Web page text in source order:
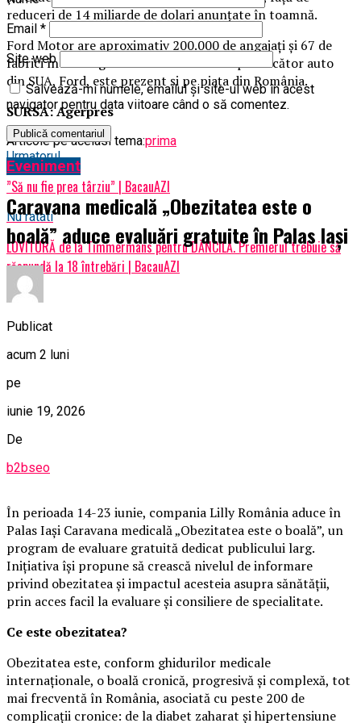
reduceri de 14 miliarde de dolari anunţate în toamnă.
Ford Motor are aproximativ 200.000 de angajaţi şi 67 de
fabrici în întreaga lume. Al doilea mare producător auto
din SUA, Ford, este prezent şi pe piaţa din România.
SURSA: Agerpres
Articole pe aceiasi tema:prima
Urmatorul
”Să nu fie prea târziu” | BacauAZI
Nu ratati
LOVITURĂ de la Timmermans pentru DĂNCILĂ. Premierul trebuie să
răspundă la 18 întrebări | BacauAZI
Email *
Site web
Salvează-mi numele, emailul și site-ul web în acest
navigator pentru data viitoare când o să comentez.
Eveniment
Caravana medicală „Obezitatea este o
boală” aduce evaluări gratuite în Palas Iași
Publicat
acum 2 luni
pe
iunie 19, 2026
De
b2bseo
În perioada 14-23 iunie, compania Lilly România aduce în
Palas Iași Caravana medicală „Obezitatea este o boală”, un
program de evaluare gratuită dedicat publicului larg.
Inițiativa își propune să crească nivelul de informare
privind obezitatea și impactul acesteia asupra sănătății,
prin acces facil la evaluare și consiliere de specialitate.
Ce este obezitatea?
Obezitatea este, conform ghidurilor medicale
internaționale, o boală cronică, progresivă și complexă, tot
mai frecventă în România, asociată cu peste 200 de
complicații cronice: de la diabet zaharat și hipertensiune